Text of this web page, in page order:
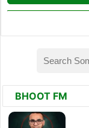
BHOOT FM